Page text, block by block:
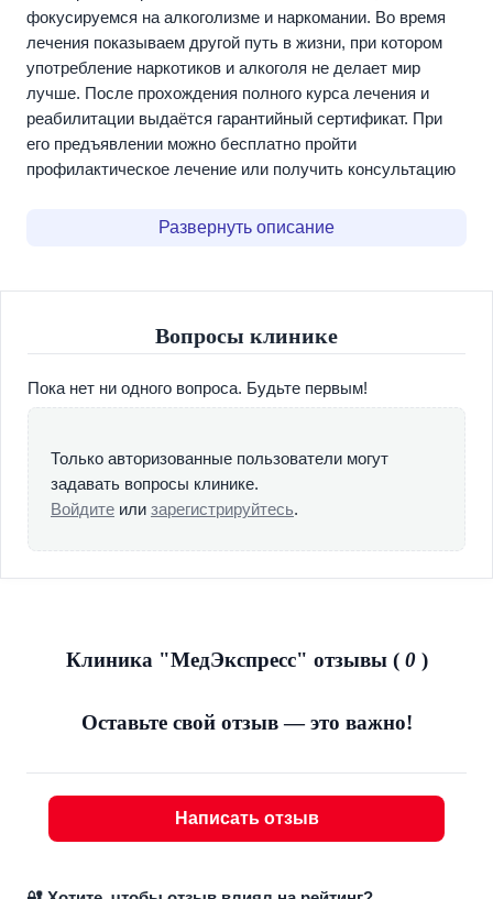
фокусируемся на алкоголизме и наркомании. Во время
лечения показываем другой путь в жизни, при котором
употребление наркотиков и алкоголя не делает мир
лучше. После прохождения полного курса лечения и
реабилитации выдаётся гарантийный сертификат. При
его предъявлении можно бесплатно пройти
профилактическое лечение или получить консультацию
самыми тяжелыми ситуациями, не теряйте драгоценное
интоксикации, ломки, проводится обследование и взятие
психологических проблем и адаптация к социальной
жизни.
Не последнюю роль в прохождении терапии играет
полная изоляция, что позволяет отстраниться от
лечения наркомании является индивидуальный подход.
Круглосуточное наблюдение со стороны медицинского
рецидива, вовремя реагировать на изменения в
терапии для эффективности восстановления.
Клиника "МедЭкспресс" использует комплекс методов
Развернуть описание
Вопросы клинике
Пока нет ни одного вопроса. Будьте первым!
Только авторизованные пользователи могут
задавать вопросы клинике.
Войдите или зарегистрируйтесь.
Клиника "МедЭкспресс" отзывы ( 0)
Оставьте свой отзыв — это важно!
Написать отзыв